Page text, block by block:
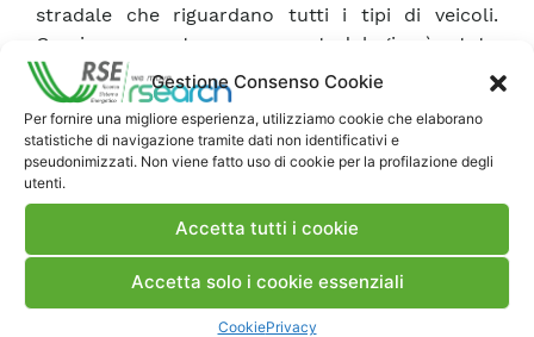
Gestione Consenso Cookie
Per fornire una migliore esperienza, utilizziamo cookie che elaborano
statistiche di navigazione tramite dati non identificativi e
pseudonimizzati. Non viene fatto uso di cookie per la profilazione degli
utenti.
Accetta tutti i cookie
Accetta solo i cookie essenziali
CookiePrivacy
stradale che riguardano tutti i tipi di veicoli.
Grazie a questa nuova metodologia è stato
analizzato uno scenario di elettrificazione del
parco circolante nel centro di Milano. Questo
scenario recepisce alcuni degli obiettivi del Piano
Aria e Clima (PAC) che nasce con lo scopo di
risanare la qualità dell’aria e mitigare i
Scarica Rapporto